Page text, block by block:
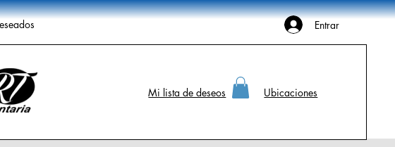
Entrar
Mi lista de deseos Ubicaciones